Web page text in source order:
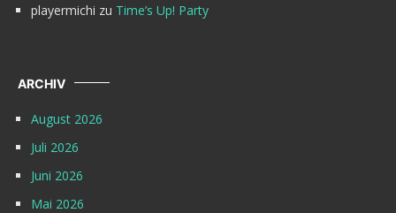
playermichi zu Time’s Up! Party
ARCHIV
August 2026
Juli 2026
Juni 2026
Mai 2026